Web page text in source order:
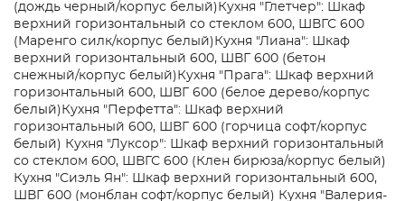
(дождь черный/корпус белый) Кухня "Глетчер": Шкаф
верхний горизонтальный со стеклом 600, ШВГС 600
(Маренго силк/корпус белый) Кухня "Лиана": Шкаф
верхний горизонтальный 600, ШВГ 600 (бетон
снежный/корпус белый) Кухня "Прага": Шкаф верхний
горизонтальный 600, ШВГ 600 (белое дерево/корпус
белый) Кухня "Перфетта": Шкаф верхний
горизонтальный 600, ШВГ 600 (горчица софт/корпус
белый) Кухня "Луксор": Шкаф верхний горизонтальный
со стеклом 600, ШВГС 600 (Клен бирюза/корпус белый)
Кухня "Сиэль Ян": Шкаф верхний горизонтальный 600,
ШВГ 600 (монблан софт/корпус белый) Кухня "Валерия-